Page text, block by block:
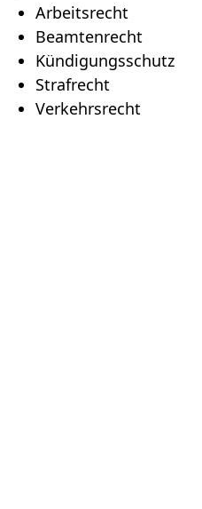
Arbeitsrecht
Beamtenrecht
Kündigungsschutz
Strafrecht
Verkehrsrecht